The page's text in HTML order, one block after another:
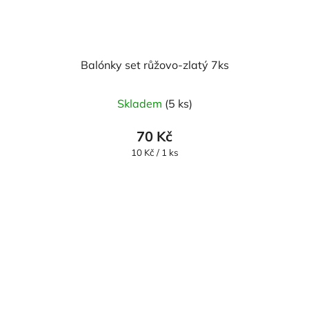
Balónky set růžovo-zlatý 7ks
Skladem (5 ks)
70 Kč
Měrná
10 Kč / 1 ks